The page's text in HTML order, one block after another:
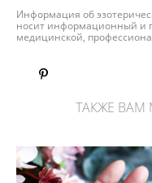
Информация об
носит информационный и
медицинской,
ТАКЖЕ ВАМ